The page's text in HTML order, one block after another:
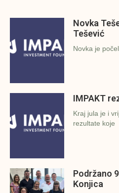
Novka
Tešević
Novka je
IMPAKT
Kraj jula je i
rezultate koje
Podržano
Konjica